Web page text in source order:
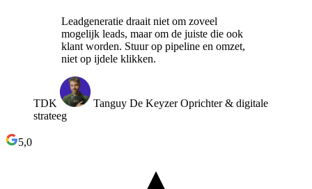
Leadgeneratie draait niet om zoveel
mogelijk leads, maar om de juiste die ook
klant worden. Stuur op pipeline en omzet,
niet op ijdele klikken.
TDK Tanguy De Keyzer Oprichter & digitale
strateeg
5,0